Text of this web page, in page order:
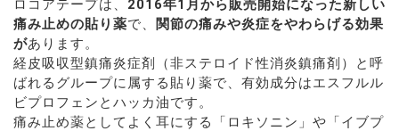
ロコアテープは、 2016年1月から販売開始になった新しい
痛み止めの貼り薬で、
関節の痛みや炎症をやわらげる効果
があります。
経皮吸収型鎮痛炎症剤（非ステロイド性消炎鎮痛剤）と呼
ばれるグループに属する貼り薬で、有効成分はエスフルル
ビプロフェンとハッカ油です。
痛み止め薬としてよく耳にする「ロキソニン」や「イブプ